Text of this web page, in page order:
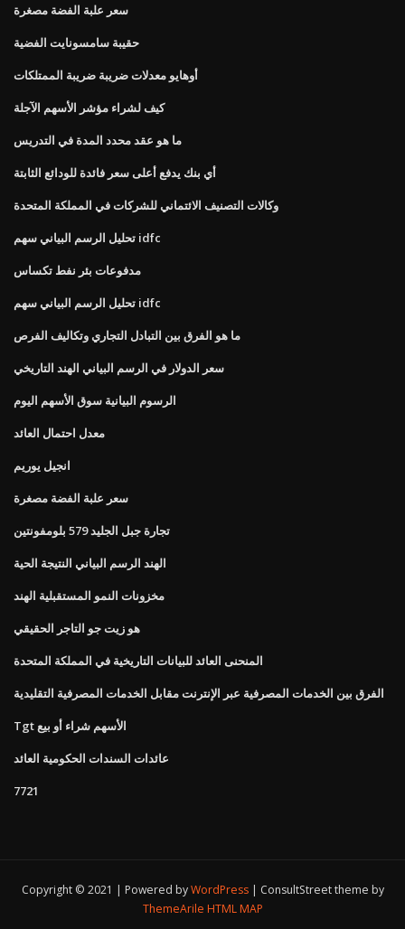
سعر علبة الفضة مصغرة
حقيبة سامسونايت الفضية
أوهايو معدلات ضريبة ضريبة الممتلكات
كيف لشراء مؤشر الأسهم الآجلة
ما هو عقد محدد المدة في التدريس
أي بنك يدفع أعلى سعر فائدة للودائع الثابتة
وكالات التصنيف الائتماني للشركات في المملكة المتحدة
تحليل الرسم البياني سهم idfc
مدفوعات بئر نفط تكساس
تحليل الرسم البياني سهم idfc
ما هو الفرق بين التبادل التجاري وتكاليف الفرص
سعر الدولار في الرسم البياني الهند التاريخي
الرسوم البيانية سوق الأسهم اليوم
معدل احتمال العائد
انجيل يوريم
سعر علبة الفضة مصغرة
تجارة جبل الجليد 579 بلومفونتين
الهند الرسم البياني النتيجة الحية
مخزونات النمو المستقبلية الهند
هو زيت جو التاجر الحقيقي
المنحنى العائد للبيانات التاريخية في المملكة المتحدة
الفرق بين الخدمات المصرفية عبر الإنترنت مقابل الخدمات المصرفية التقليدية
Tgt الأسهم شراء أو بيع
عائدات السندات الحكومية العائد
7721
Copyright © 2021 | Powered byWordPress
ConsultStreet theme by
ThemeArile HTML MAP